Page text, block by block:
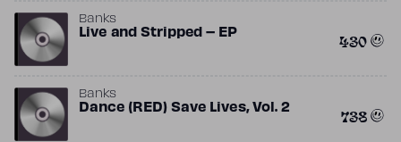
Banks
Live and Stripped – EP 430
Banks
Dance (RED) Save Lives, Vol. 2 738